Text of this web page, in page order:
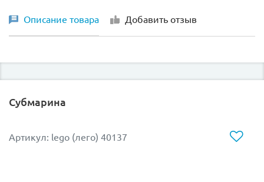
Описание товара Добавить отзыв
Субмарина
Артикул: lego (лего) 40137